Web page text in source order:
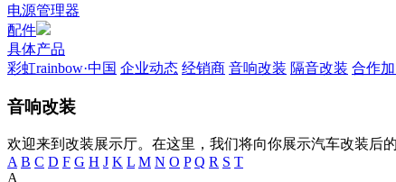
电源管理器
配件
具体产品
彩虹rainbow·中国 企业动态 经销商 音响改装 隔音改装 合作
音响改装
欢迎来到改装展示厅。在这里，我们将向你展示汽车改装后
A B C D F G H J K L M N O P Q R S T
A